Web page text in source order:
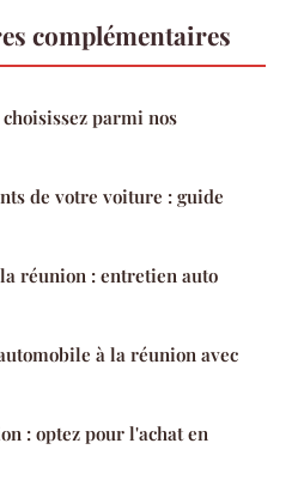
complémentaires
parmi nos
de votre voiture : guide
réunion : entretien auto
à la réunion avec
: optez pour l'achat en